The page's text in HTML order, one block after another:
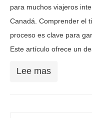
para muchos viajeros
Canadá. Comprender el
proceso es clave para
Este artículo ofrece un
Lee mas